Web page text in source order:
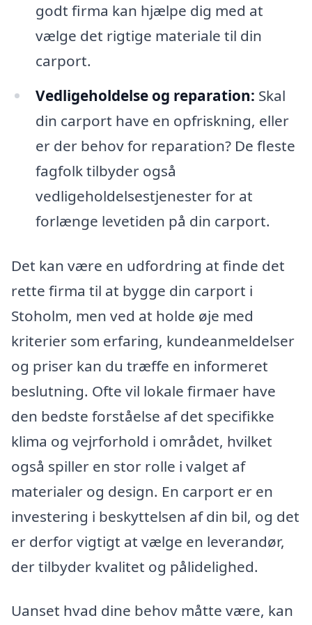
godt firma kan hjælpe dig med at
vælge det rigtige materiale til din
carport.
Vedligeholdelse og reparation: Skal
din carport have en opfriskning, eller
er der behov for reparation? De fleste
fagfolk tilbyder også
vedligeholdelsestjenester for at
forlænge levetiden på din carport.
Det kan være en udfordring at finde det
rette firma til at bygge din carport i
Stoholm, men ved at holde øje med
kriterier som erfaring, kundeanmeldelser
og priser kan du træffe en informeret
beslutning. Ofte vil lokale firmaer have
den bedste forståelse af det specifikke
klima og vejrforhold i området, hvilket
også spiller en stor rolle i valget af
materialer og design. En carport er en
investering i beskyttelsen af din bil, og det
er derfor vigtigt at vælge en leverandør,
der tilbyder kvalitet og pålidelighed.
Uanset hvad dine behov måtte være, kan